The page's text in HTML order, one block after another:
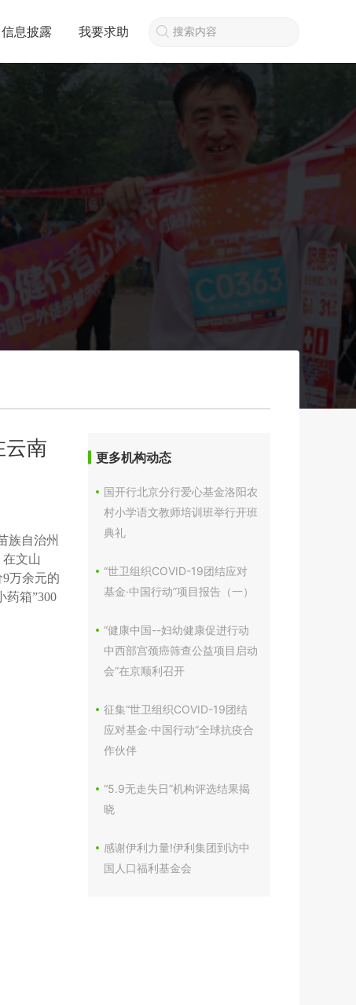
信息披露 我要求助
云南
族自治州
文山
万余元的
药箱”300
更多机构动态
国开行北京分行爱心基金洛阳农
村小学语文教师培训班举行开班
典礼
“世卫组织COVID-19团结应对
基金·中国行动”项目报告（一）
“健康中国--妇幼健康促进行动
中西部宫颈癌筛查公益项目启动
会”在京顺利召开
征集“世卫组织COVID-19团结
应对基金·中国行动”全球抗疫合
作伙伴
“5.9无走失日”机构评选结果揭
晓
感谢伊利力量!伊利集团到访中
国人口福利基金会